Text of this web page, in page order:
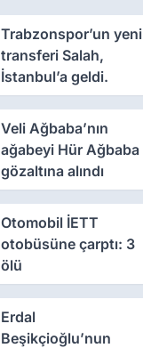
Trabzonspor’un yeni
transferi Salah,
İstanbul’a geldi.
Veli Ağbaba’nın
ağabeyi Hür Ağbaba
gözaltına alındı
Otomobil İETT
otobüsüne çarptı: 3
ölü
Erdal
Beşikçioğlu’nun